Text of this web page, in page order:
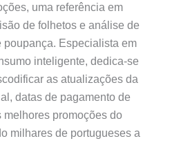
uma referência em
de folhetos e análise de
poupança. Especialista em
inteligente, dedica-se
as atualizações da
datas de pagamento de
melhores promoções do
milhares de portugueses a